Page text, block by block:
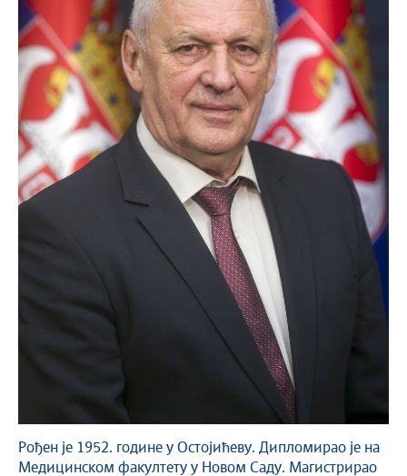
Рођен је 1952. године у Остојићеву. Дипломирао је на
Медицинском факултету у Новом Саду. Магистрирао